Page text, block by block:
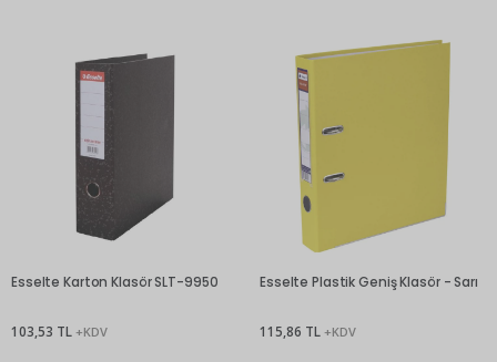
Esselte Karton Klasör SLT-9950
103,53 TL +KDV
Esselte Plastik Geniş Klasör - Sarı
115,86 TL +KDV